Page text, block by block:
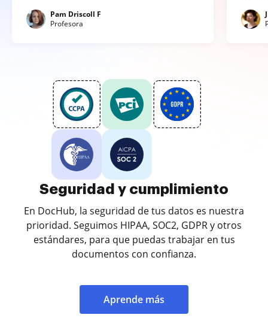
Pam Driscoll F
Profesora
Seguridad y cumplimiento
En DocHub, la seguridad de tus datos es nuestra
prioridad. Seguimos HIPAA, SOC2, GDPR y otros
estándares, para que puedas trabajar en tus
documentos con confianza.
Aprende más